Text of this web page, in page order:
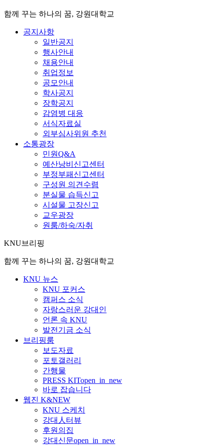
함께 꾸는 하나의 꿈, 강원대학교
공지사항
일반공지
행사안내
채용안내
취업정보
공모안내
학사공지
장학공지
감염병 대응
서식자료실
외부심사위원 추천
소통광장
민원Q&A
예산낭비신고센터
부정부패신고센터
구성원 의견수렴
분실물 습득신고
시설물 고장신고
교우광장
원룸/하숙/자취
KNU브리핑
함께 꾸는 하나의 꿈, 강원대학교
KNU 뉴스
KNU 포커스
캠퍼스 소식
자랑스러운 강대인
언론 속 KNU
발전기금 소식
브리핑룸
보도자료
포토갤러리
간행물
PRESS KITopen_in_new
바로 잡습니다
웹진 K&NEW
KNU 스케치
강대人터뷰
후원의집
강대신문open_in_new